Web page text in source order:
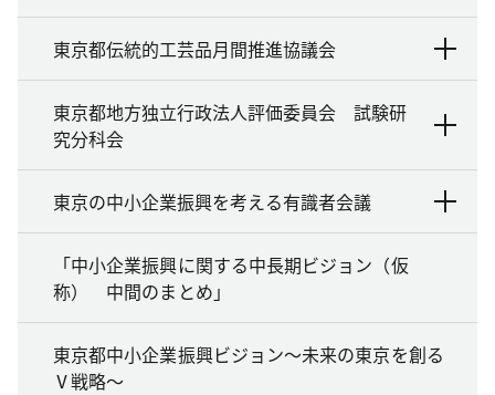
東京都伝統的工芸品月間推進協議会
東京都地方独立行政法人評価委員会 試験研
究分科会
東京の中小企業振興を考える有識者会議
「中小企業振興に関する中長期ビジョン（仮
称） 中間のまとめ」
東京都中小企業振興ビジョン～未来の東京を創る
Ⅴ戦略～